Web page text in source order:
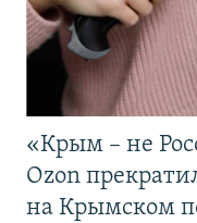
«Крым – не
Ozon
на Крымском